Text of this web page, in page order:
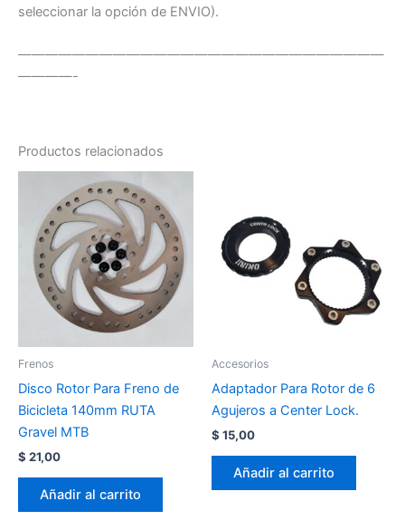
seleccionar la opción de ENVIO).
———————————————————————————
————-
Productos relacionados
Frenos
Disco Rotor Para Freno de
Bicicleta 140mm RUTA
Gravel MTB
$ 21,00
Añadir al carrito
Accesorios
Adaptador Para Rotor de 6
Agujeros a Center Lock.
$ 15,00
Añadir al carrito